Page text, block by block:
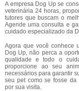
A empresa Dog Up se
veterinária 24 horas,
tutores que buscam o
Agende uma consulta e
cuidado especializado da
Agora que você conhece
Dog Up, não perca a
qualidade e todo o
proporcione ao seu
necessários para garantir
seu pet como se fosse da
por sua visita.